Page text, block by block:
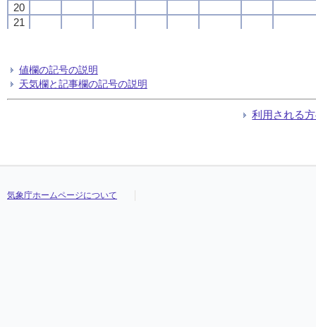
20
21
24
20
21
24
20
21
24
20
21
24
値欄の記号の説明
天気欄と記事欄の記号の説明
利用される
気象庁ホームページについて